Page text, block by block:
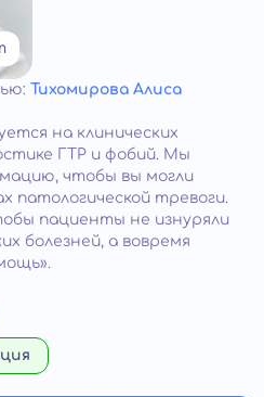
Тихомирова Алиса
на клинических
ГТР и фобий. Мы
чтобы вы могли
патологической тревоги.
пациенты не изнуряли
болезней, а вовремя